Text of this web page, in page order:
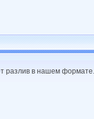
в нашем